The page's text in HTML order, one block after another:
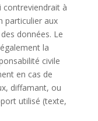
contreviendrait à
particulier aux
données. Le
la
civile
en cas de
diffamant, ou
utilisé (texte,